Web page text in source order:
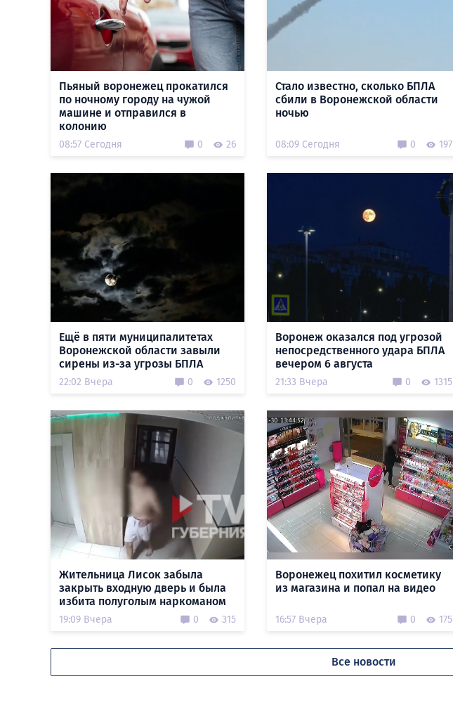
Пьяный воронежец прокатился
по ночному городу на чужой
машине и отправился в
колонию
08:57 Сегодня 0 26
Стало известно, сколько БПЛА
сбили в Воронежской области
ночью
08:09 Сегодня 0 197
Ещё в пяти муниципалитетах
Воронежской области завыли
сирены из-за угрозы БПЛА
22:02 Вчера 0 1250
Воронеж оказался под угрозой
непосредственного удара БПЛА
вечером 6 августа
21:33 Вчера 0 1315
Жительница Лисок забыла
закрыть входную дверь и была
избита полуголым наркоманом
19:09 Вчера 0 315
Воронежец похитил косметику
из магазина и попал на видео
16:57 Вчера 0 175
Все новости